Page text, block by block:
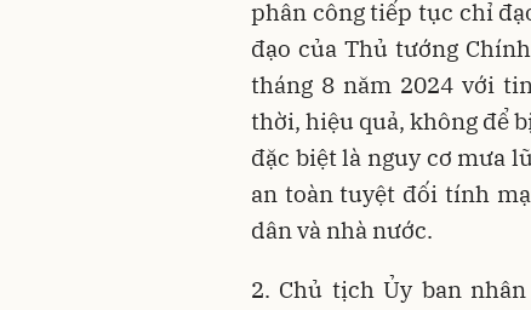
phân công tiếp tục chỉ
đạo của Thủ tướng
tháng 8 năm 2024 với
thời, hiệu quả, không để
đặc biệt là nguy cơ mưa
an toàn tuyệt đối tính
dân và nhà nước.
2. Chủ tịch Ủy ban